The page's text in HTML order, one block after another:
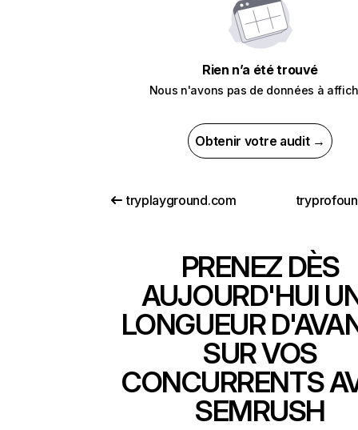
Rien n’a été trouvé
Nous n'avons pas de données à
Obtenir votre audit →
tryplayground.com
PRENEZ DÈS
AUJOURD'HUI
LONGUEUR
SUR VOS
CONCURRENTS
SEMRUSH